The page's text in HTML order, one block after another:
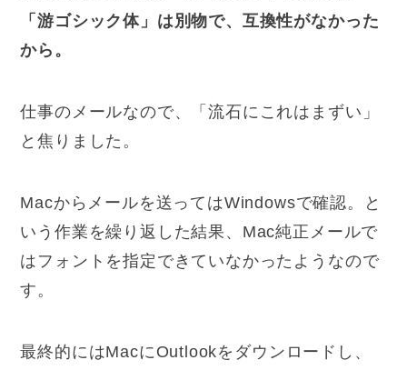
「游ゴシック体」は別物で、互換性がなかった
から。
仕事のメールなので、「流石にこれはまずい」
と焦りました。
Macからメールを送ってはWindowsで確認。と
いう作業を繰り返した結果、Mac純正メールで
はフォントを指定できていなかったようなので
す。
最終的にはMacにOutlookをダウンロードし、